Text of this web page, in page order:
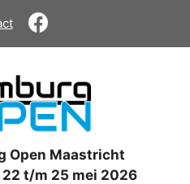
Open Maastricht
t/m 25 mei 2026